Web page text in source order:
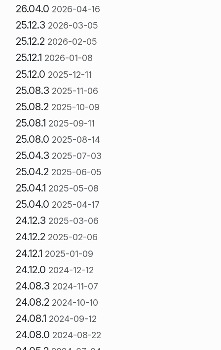
26.04.0 2026-04-16
25.12.3 2026-03-05
25.12.2 2026-02-05
25.12.1 2026-01-08
25.12.0 2025-12-11
25.08.3 2025-11-06
25.08.2 2025-10-09
25.08.1 2025-09-11
25.08.0 2025-08-14
25.04.3 2025-07-03
25.04.2 2025-06-05
25.04.1 2025-05-08
25.04.0 2025-04-17
24.12.3 2025-03-06
24.12.2 2025-02-06
24.12.1 2025-01-09
24.12.0 2024-12-12
24.08.3 2024-11-07
24.08.2 2024-10-10
24.08.1 2024-09-12
24.08.0 2024-08-22